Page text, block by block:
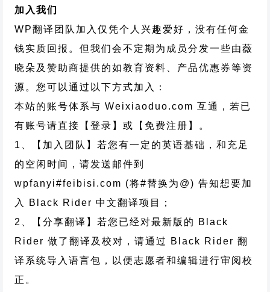
加入我们
WP翻译团队加入仅凭个人兴趣爱好，没有任何金
钱实质回报。但我们会不定期为成员分发一些由薇
晓朵及赞助商提供的如教育资料、产品优惠券等资
源。您可以通过以下方式加入：
本站的账号体系与Weixiaoduo.com 互通，若已
有账号请直接【登录】或【免费注册】。
1、【加入团队】若您有一定的英语基础，和充足
的空闲时间，请发送邮件到
wpfanyi#feibisi.com (将#替换为@) 告知想要加
入 Black Rider 中文翻译项目；
2、【分享翻译】若您已经对最新版的 Black
Rider 做了翻译及校对，请通过 Black Rider 翻
译系统导入语言包，以便志愿者和编辑进行审阅校
正。